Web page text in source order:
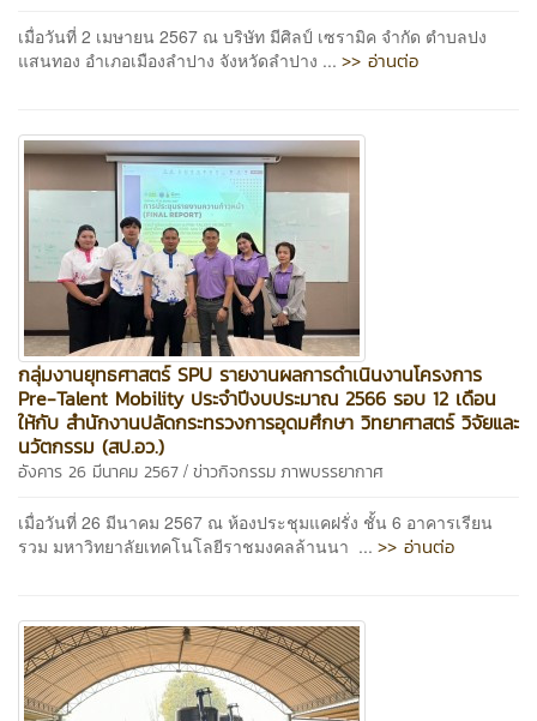
เมื่อวันที่ 2 เมษายน 2567 ณ บริษัท มีศิลป์ เซรามิค จำกัด ตำบลปง
แสนทอง อำเภอเมืองลำปาง จังหวัดลำปาง ... >> อ่านต่อ
กลุ่มงานยุทธศาสตร์ SPU รายงานผลการดำเนินงานโครงการ
Pre-Talent Mobility ประจำปีงบประมาณ 2566 รอบ 12 เดือน
ให้กับ สำนักงานปลัดกระทรวงการอุดมศึกษา วิทยาศาสตร์ วิจัยและ
นวัตกรรม (สป.อว.)
อังคาร 26 มีนาคม 2567 / ข่าวกิจกรรมภาพบรรยากาศ
เมื่อวันที่ 26 มีนาคม 2567 ณ ห้องประชุมแคฝรั่ง ชั้น 6 อาคารเรียน
รวม มหาวิทยาลัยเทคโนโลยีราชมงคลล้านนา ... >> อ่านต่อ